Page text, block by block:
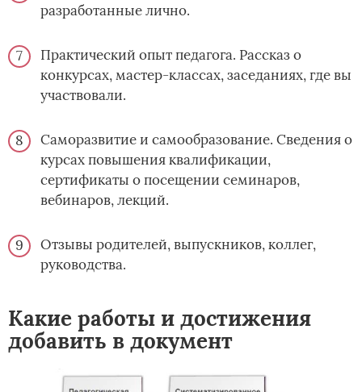
разработанные лично.
Практический опыт педагога. Рассказ о
конкурсах, мастер-классах, заседаниях, где вы
участвовали.
Саморазвитие и самообразование. Сведения о
курсах повышения квалификации,
сертификаты о посещении семинаров,
вебинаров, лекций.
Отзывы родителей, выпускников, коллег,
руководства.
Какие работы и достижения
добавить в документ